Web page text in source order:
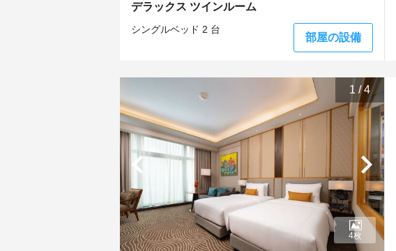
デラックス ツインルーム
シングルベッド 2 台
部屋の設備
1 /4
4枚